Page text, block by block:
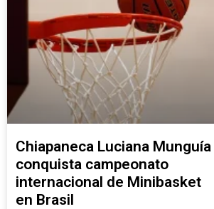
Chiapaneca Luciana Munguía
conquista campeonato
internacional de Minibasket
en Brasil